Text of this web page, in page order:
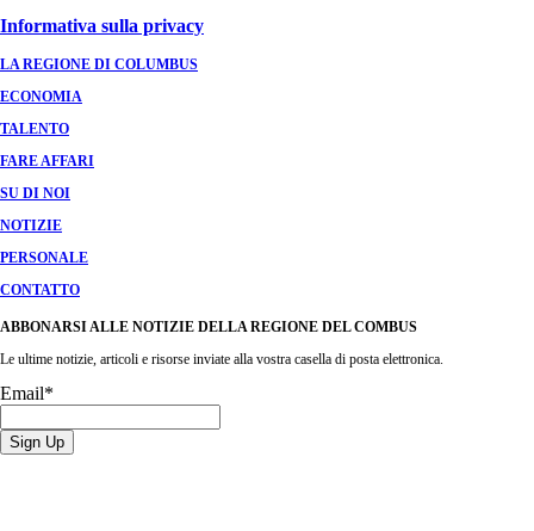
Informativa sulla privacy
LA REGIONE DI COLUMBUS
ECONOMIA
TALENTO
FARE AFFARI
SU DI NOI
NOTIZIE
PERSONALE
CONTATTO
ABBONARSI ALLE NOTIZIE DELLA REGIONE DEL COMBUS
Le ultime notizie, articoli e risorse inviate alla vostra casella di posta elettronica.
Email*